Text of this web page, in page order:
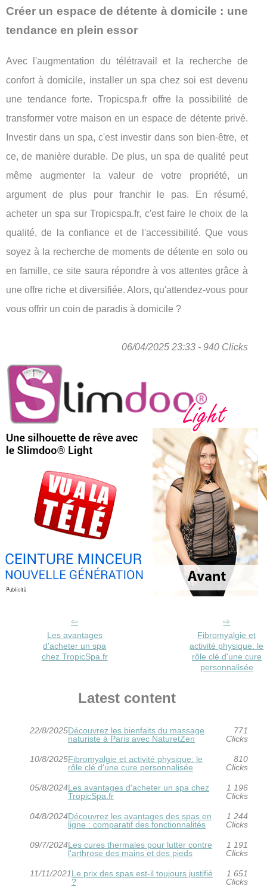
Créer un espace de détente à domicile : une
tendance en plein essor
Avec l'augmentation du télétravail et la recherche de
confort à domicile, installer un spa chez soi est devenu
une tendance forte. Tropicspa.fr offre la possibilité de
transformer votre maison en un espace de détente privé.
Investir dans un spa, c'est investir dans son bien-être, et
ce, de manière durable. De plus, un spa de qualité peut
même augmenter la valeur de votre propriété, un
argument de plus pour franchir le pas. En résumé,
acheter un spa sur Tropicspa.fr, c'est faire le choix de la
qualité, de la confiance et de l'accessibilité. Que vous
soyez à la recherche de moments de détente en solo ou
en famille, ce site saura répondre à vos attentes grâce à
une offre riche et diversifiée. Alors, qu'attendez-vous pour
vous offrir un coin de paradis à domicile ?
06/04/2025 23:33 - 940 Clicks
Les avantages
d'acheter un spa
chez TropicSpa.fr
Fibromyalgie et
activité physique: le
rôle clé d'une cure
personnalisée
Latest content
22/8/2025Découvrez les bienfaits du massage
naturiste à Paris avec NaturetZen
771
Clicks
10/8/2025Fibromyalgie et activité physique: le
rôle clé d'une cure personnalisée
810
Clicks
05/8/2024Les avantages d'acheter un spa chez
TropicSpa.fr
1 196
Clicks
04/8/2024Découvrez les avantages des spas en
ligne : comparatif des fonctionnalités
1 244
Clicks
09/7/2024Les cures thermales pour lutter contre
l'arthrose des mains et des pieds
1 191
Clicks
11/11/2021Le prix des spas est-il toujours justifié
?
1 651
Clicks